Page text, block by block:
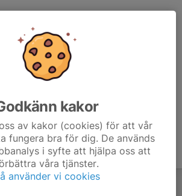
kakor
av kakor (cookies) för att vår
fungera bra för dig. De används
i syfte att hjälpa oss att
våra tjänster.
använder vi cookies